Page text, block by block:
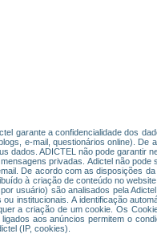
garante a confidencialidade dos
e-mail, questionários online). De
ADICTEL não pode garantir
privadas. Adictel não pode
De acordo com as disposições
à criação de conteúdo no
usuário) são analisados pela
institucionais. A identificação
a criação de um cookie. Os
aos anúncios permitem o
(IP, cookies).